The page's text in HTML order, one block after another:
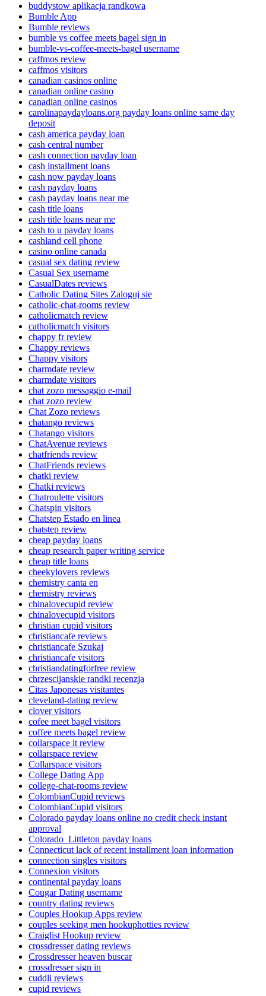
buddystow aplikacja randkowa
Bumble App
Bumble reviews
bumble vs coffee meets bagel sign in
bumble-vs-coffee-meets-bagel username
caffmos review
caffmos visitors
canadian casinos online
canadian online casino
canadian online casinos
carolinapaydayloans.org payday loans online same day
deposit
cash america payday loan
cash central number
cash connection payday loan
cash installment loans
cash now payday loans
cash payday loans
cash payday loans near me
cash title loans
cash title loans near me
cash to u payday loans
cashland cell phone
casino online canada
casual sex dating review
Casual Sex username
CasualDates reviews
Catholic Dating Sites Zaloguj sie
catholic-chat-rooms review
catholicmatch review
catholicmatch visitors
chappy fr review
Chappy reviews
Chappy visitors
charmdate review
charmdate visitors
chat zozo messaggio e-mail
chat zozo review
Chat Zozo reviews
chatango reviews
Chatango visitors
ChatAvenue reviews
chatfriends review
ChatFriends reviews
chatki review
Chatki reviews
Chatroulette visitors
Chatspin visitors
Chatstep Estado en linea
chatstep review
cheap payday loans
cheap research paper writing service
cheap title loans
cheekylovers reviews
chemistry canta en
chemistry reviews
chinalovecupid review
chinalovecupid visitors
christian cupid visitors
christiancafe reviews
christiancafe Szukaj
christiancafe visitors
christiandatingforfree review
chrzescijanskie randki recenzja
Citas Japonesas visitantes
cleveland-dating review
clover visitors
cofee meet bagel visitors
coffee meets bagel review
collarspace it review
collarspace review
Collarspace visitors
College Dating App
college-chat-rooms review
ColombianCupid reviews
ColombianCupid visitors
Colorado payday loans online no credit check instant
approval
Colorado_Littleton payday loans
Connecticut lack of recent installment loan information
connection singles visitors
Connexion visitors
continental payday loans
Cougar Dating username
country dating reviews
Couples Hookup Apps review
couples seeking men hookuphotties review
Craiglist Hookup review
crossdresser dating reviews
Crossdresser heaven buscar
crossdresser sign in
cuddli reviews
cupid reviews